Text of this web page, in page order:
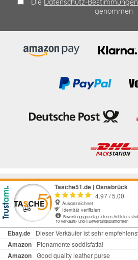
Die Datenschutz-Bestimmungen
genommen